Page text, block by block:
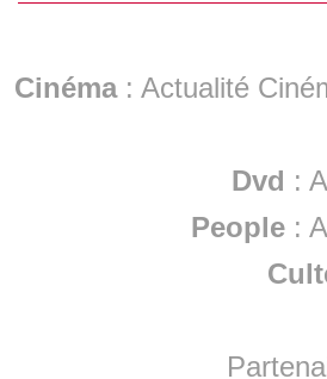
Cinéma: Actualité
Dvd :
People :